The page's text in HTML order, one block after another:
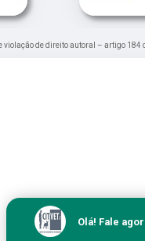
de direito autoral – artigo 184
Olá! Fale